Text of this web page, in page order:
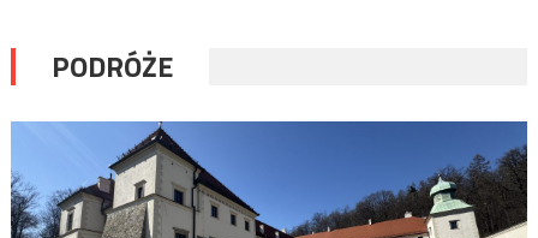
PODRÓŻE